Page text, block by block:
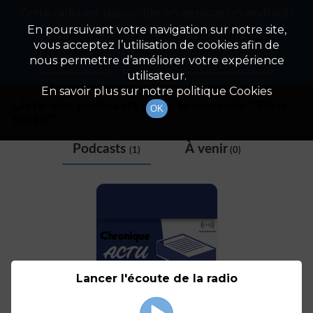
Tag
Liste des podcasts avec le mot-clé "
Podcasts (1) À venir(0)
En poursuivant votre navigation sur notre site,
vous acceptez l’utilisation de cookies afin de
nous permettre d’améliorer votre expérience
utilisateur.
En savoir plus sur notre politique Cookies
OK
Appuyez ci-dessous pour l'installer.
Non merci Télécharger l'application
Lancer l'écoute de la radio